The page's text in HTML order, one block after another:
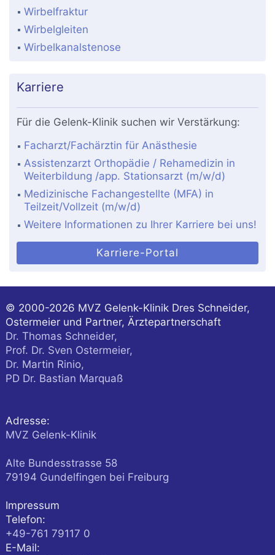
Wirbelfraktur
Wirbelgleiten
Wirbelkanalstenose
Karriere
Für die Gelenk-Klinik suchen wir Verstärkung:
Facharzt/Fachärztin für Anästhesie
Assistenzarzt Orthopädie / Rehamedizin in
Weiterbildung /app. Stationsarzt (m/w/d)
Medizinische Fachangestellte (MFA) in
Teilzeit/Vollzeit (m/w/d)
Weitere Informationen zu Ihrer Karriere bei uns!
Karriere-Portal
© 2000-2026 MVZ Gelenk-Klinik Dres Schneider,
Ostermeier und Partner, Ärztepartnerschaft
Dr. Thomas Schneider,
Prof. Dr. Sven Ostermeier,
Dr. Martin Rinio,
PD Dr. Bastian Marquaß
Adresse:
MVZ Gelenk-Klinik
Alte Bundesstrasse 58
79194 Gundelfingen bei Freiburg
Impressum
Telefon:
+49-761 79117 0
E-Mail: